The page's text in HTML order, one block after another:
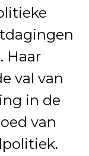
Haar
val van
in de
van